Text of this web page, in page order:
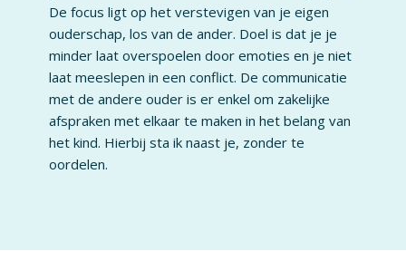
De focus ligt op het verstevigen van je eigen
ouderschap, los van de ander. Doel is dat je je
minder laat overspoelen door emoties en je niet
laat meeslepen in een conflict. De communicatie
met de andere ouder is er enkel om zakelijke
afspraken met elkaar te maken in het belang van
het kind. Hierbij sta ik naast je, zonder te
oordelen.